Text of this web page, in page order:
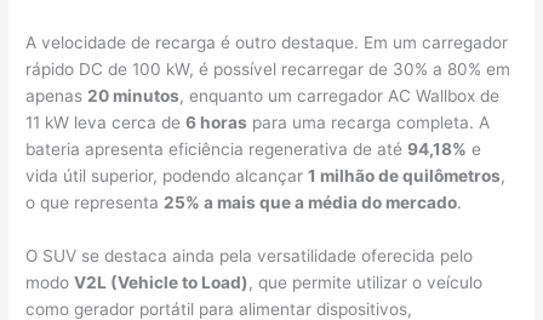
A velocidade de recarga é outro destaque. Em um carregador
rápido DC de 100 kW, é possível recarregar de 30% a 80% em
apenas 20 minutos, enquanto um carregador AC Wallbox de
11 kW leva cerca de6 horas para uma recarga completa. A
bateria apresenta eficiência regenerativa de até94,18% e
vida útil superior, podendo alcançar1 milhão de quilômetros,
o que representa 25% a mais que a média do mercado.
O SUV se destaca ainda pela versatilidade oferecida pelo
modoV2L (Vehicle to Load), que permite utilizar o veículo
como gerador portátil para alimentar dispositivos,